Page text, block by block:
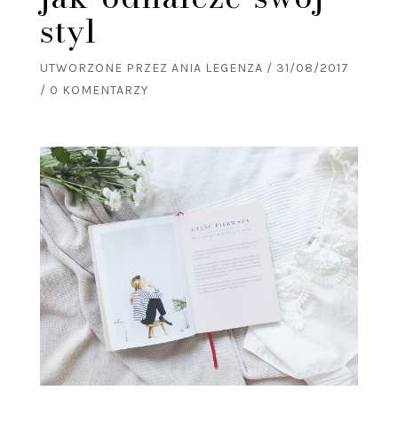
styl
UTWORZONE PRZEZ ANIA LEGENZA / 31/08/2017
/ 0 KOMENTARZY